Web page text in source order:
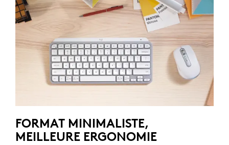
FORMAT MINIMALISTE,
MEILLEURE ERGONOMIE